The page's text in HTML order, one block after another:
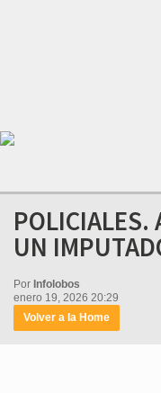
POLICIALES.
UN
Por Infolobos
enero 19, 2026 20:29
Volver a la Home